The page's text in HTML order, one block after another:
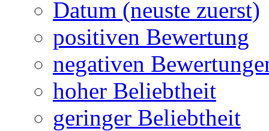
Datum (neuste zuerst)
positiven Bewertung
negativen
hoher Beliebtheit
geringer Beliebtheit